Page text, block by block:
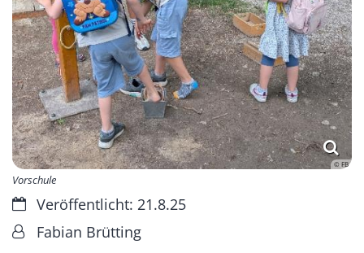
© FB
Vorschule
Datum:Veröffentlicht: 21.8.25
Von:Fabian Brütting